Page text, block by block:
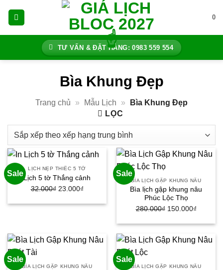
0
TƯ VẤN & ĐẶT HÀNG: 0983 559 554
Bìa Khung Đẹp
Trang chủ » Mẫu Lịch »
Bìa Khung Đẹp
LỌC
Sale
LỊCH NẸP THIẾC 5 TỜ
Lịch 5 tờ Thắng cảnh
32.000₫ Giá
23.000₫
Sale
BÌA LỊCH GẬP KHUNG NÂU
Bìa lịch gập khung nâu
Phúc Lộc Thọ
280.000₫ Giá
280.000₫.
150.000₫
là:
Sale
BÌA LỊCH GẬP KHUNG NÂU
Sale
BÌA LỊCH GẬP KHUNG NÂU